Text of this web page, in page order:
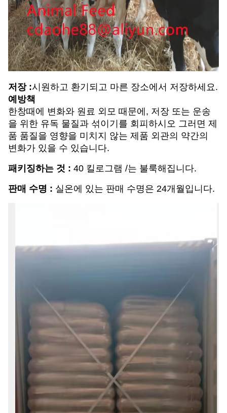
저장 :시원하고 환기되고 마른 장소에서 저장하세요.
예방책
한창때에 변화와 원료 외모 때문에, 저장 또는 운송
을 위한 유독 물질과 섞이기를 회피하시오 그러면 제
품 품질을 영향을 미치지 않는 제품 외관의 약간의
변화가 있을 수 있습니다.
패키징하는 것 : 40 킬로그램 /는 불룩해집니다.
판매 수명 : 실온에 있는 판매 수명은 24개월입니다.